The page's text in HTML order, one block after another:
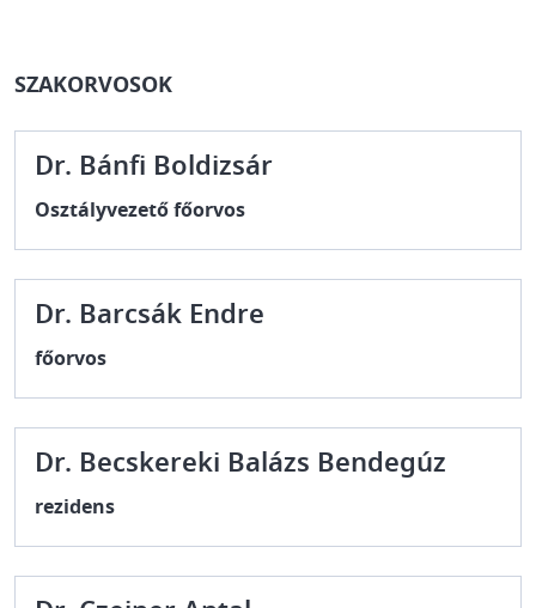
SZAKORVOSOK
Dr. Bánfi Boldizsár
Osztályvezető főorvos
Dr. Barcsák Endre
főorvos
Dr. Becskereki Balázs Bendegúz
rezidens